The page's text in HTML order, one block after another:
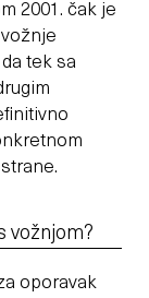
2001. čak je
tek sa
vožnjom?
oporavak